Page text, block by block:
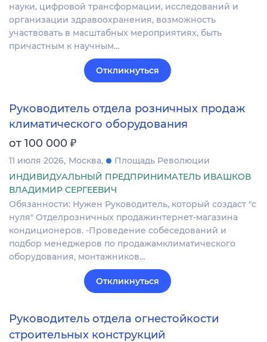
науки, цифровой трансформации, исследований и
организации здравоохранения, возможность
участвовать в масштабных мероприятиях, быть
причастным к научным…
Откликнуться
Руководитель отдела розничных продаж
климатического оборудования
от 100 000 ₽
11 июля 2026 Москва
Площадь Революции
ИНДИВИДУАЛЬНЫЙ ПРЕДПРИНИМАТЕЛЬ ИВАШКОВ
ВЛАДИМИР СЕРГЕЕВИЧ
Обязанности: Нужен Руководитель, который создаст "с
нуля" Отделрозничных продажинтернет-магазина
кондиционеров. -Проведение собеседований и
подбор менеджеров по продажамклиматического
оборудования, монтажников…
Откликнуться
Руководитель отдела огнестойкости
строительных конструкций